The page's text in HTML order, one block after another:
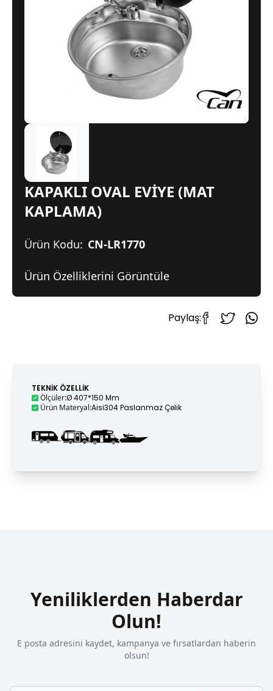
KAPAKLI OVAL EVİYE (MAT
KAPLAMA)
Ürün Kodu: CN-LR1770
Ürün Özelliklerini Görüntüle
Paylaş:
TEKNIK ÖZELLIK
Ölçüler:Ø 407*150 Mm
Ürün Materyal:Aisi304 Paslanmaz Çelik
Yeniliklerden Haberdar
Olun!
E posta adresini kaydet, kampanya ve fırsatlardan haberin
olsun!